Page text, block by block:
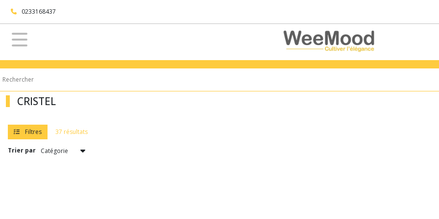
0233168437
CRISTEL
Filtres 37 résultats
Trier par
Fermer
FILTRES
Tous
les
produits
Table
Afficher